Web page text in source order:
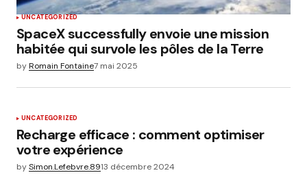
UNCATEGORIZED
SpaceX successfully envoie une mission
habitée qui survole les pôles de la Terre
byRomain Fontaine7 mai 2025
UNCATEGORIZED
Recharge efficace : comment optimiser
votre expérience
bySimon.Lefebvre.8913 décembre 2024